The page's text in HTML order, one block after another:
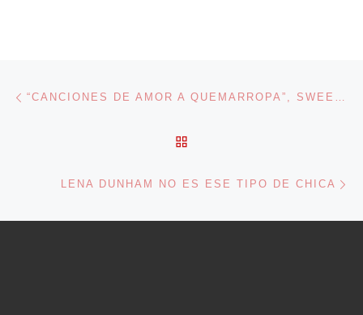
Navegación de entradas “CANCIONES DE AMOR A QUEMARROPA”, SWEET HOME WISCONSIN
LENA DUNHAM NO ES ESE TIPO DE CHICA